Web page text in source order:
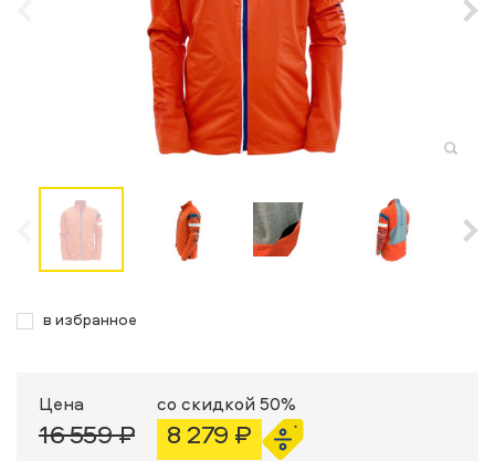
в избранное
Цена
16 559 ₽
со скидкой 50%
8 279 ₽